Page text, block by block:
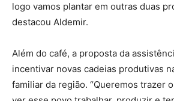
logo vamos plantar em outras duas
destacou Aldemir.
Além do café, a proposta da
incentivar novas cadeias produtivas
familiar da região. “Queremos trazer